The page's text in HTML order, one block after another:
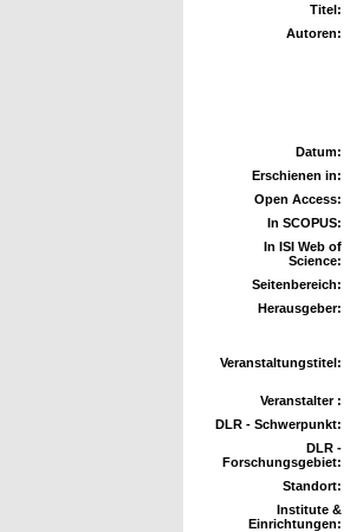
Titel:
Autoren:
Datum:
Erschienen in:
Open Access:
In SCOPUS:
In ISI Web of
Science:
Seitenbereich:
Herausgeber:
Veranstaltungstitel:
Veranstalter :
DLR - Schwerpunkt:
DLR -
Forschungsgebiet:
Standort:
Institute &
Einrichtungen: